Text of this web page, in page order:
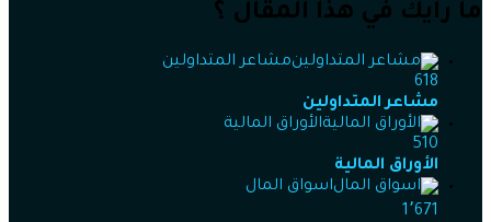
ما رأيك في هذا المقال ؟
مشاعر المتداولين
618
مشاعر المتداولين
الأوراق المالية
510
الأوراق المالية
اسواق المال
1٬671